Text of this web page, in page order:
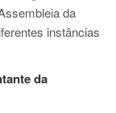
da
instâncias
da